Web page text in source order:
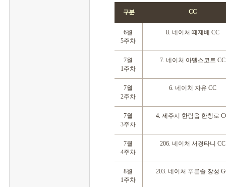
구분 CC
6월
5주차
8. 네이처 떼제베 CC
7월
1주차
7. 네이처 아델스코트 CC
7월
2주차
6. 네이처 자유 CC
7월
3주차
4. 제주시 한림읍 한창로
7월
4주차
206. 네이처 서경타니 CC
8월
1주차
203. 네이처 푸른솔 장성